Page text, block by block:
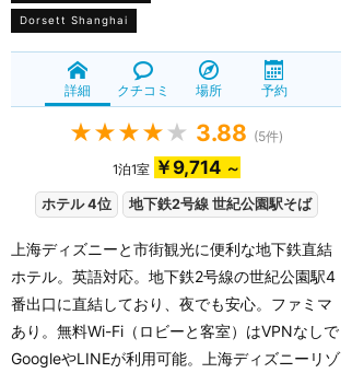
Dorsett Shanghai
詳細 クチコミ 場所 予約
★★★★ ★ 3.88 (5件)
1泊1室 ￥9,714 ～
ホテル 4位 地下鉄2号線 世紀公園駅そば
上海ディズニーと市街観光に便利な地下鉄直結
ホテル。英語対応。地下鉄2号線の世紀公園駅4
番出口に直結しており、夜でも安心。ファミマ
あり。無料Wi-Fi（ロビーと客室）はVPNなしで
GoogleやLINEが利用可能。上海ディズニーリゾ